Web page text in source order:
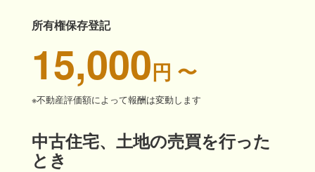
所有権保存登記
15,000円 〜
※不動産評価額によって報酬は変動します
中古住宅、土地の売買を行った
とき